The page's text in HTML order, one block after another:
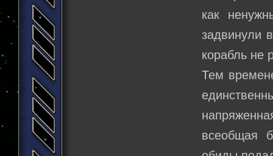
как
задвинули
корабль не
Тем
всеобщая